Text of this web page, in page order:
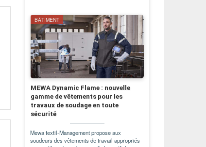
BÂTIMENT
MEWA Dynamic Flame : nouvelle
gamme de vêtements pour les
travaux de soudage en toute
sécurité
Mewa textil-Management propose aux
soudeurs des vêtements de travail appropriés